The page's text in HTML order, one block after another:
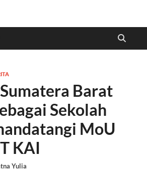
Barat
Sekolah
MoU
KAI
Yulia